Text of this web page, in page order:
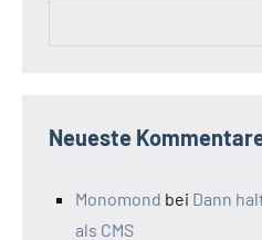
Neueste
Monomond bei Dann
als CMS